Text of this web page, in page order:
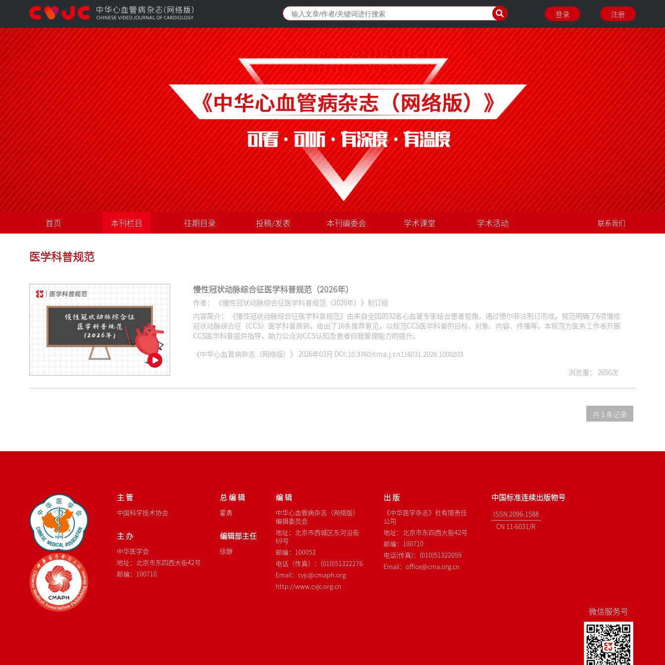
注册
登录
首页 本刊栏目 往期目录 投稿/发表 本刊编委会 学术课堂 学术活动 联系我们
医学科普规范
慢性冠状动脉综合征医学科普规范（2026年）
作者： 《慢性冠状动脉综合征医学科普规范（2026年）》制订组
内容简介： 《慢性冠状动脉综合征医学科普规范》由来自全国的32名心血管专家结合患者视角，通过德尔菲法制订而成。规范明确了6项慢性
冠状动脉综合征（CCS）医学科普原则，给出了16条推荐意见，以规范CCS医学科普的目标、对象、内容、传播等。本规范为医务工作者开展
CCS医学科普提供指导，助力公众对CCS认知及患者自我管理能力的提升。
《中华心血管病杂志（网络版）》 2026年03月 DOI:10.3760/cma.j.cn116031.2026.1000203
浏览量： 2656次
共 1 条记录
主 管
中国科学技术协会
主 办
中华医学会
地址：北京市东四西大街42号
邮编：100710
总 编 辑
霍勇
编辑部主任
徐静
编 辑
中华心血管病杂志（网络版）
编辑委员会
地址：北京市西城区东河沿街
69号
邮编：100052
电话（传真）：(010)51322276
Email：cvjc@cmaph.org
http://www.cvjc.org.cn
出 版
《中华医学杂志》社有限责任
公司
地址：北京市东四西大街42号
邮编：100710
电话(传真)：(010)51322059
Email：office@cma.org.cn
中国标准连续出版物号
ISSN 2096-1588
CN 11-6031/R
微信服务号